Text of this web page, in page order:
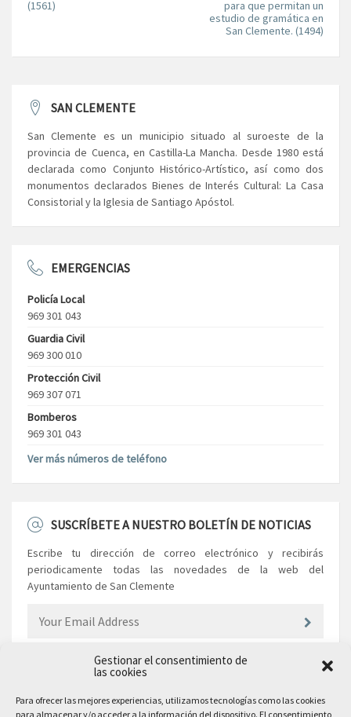
Gestionar el consentimiento de
las cookies
Para ofrecer las mejores experiencias, utilizamos tecnologías como las cookies
para almacenar y/o acceder a la información del dispositivo. El consentimiento
(1561)
para que permitan un
estudio de gramática en
San Clemente. (1494)
SAN CLEMENTE
San Clemente es un municipio situado al suroeste de la
provincia de Cuenca, en Castilla-La Mancha. Desde 1980 está
declarada como Conjunto Histórico-Artístico, así como dos
monumentos declarados Bienes de Interés Cultural: La Casa
Consistorial y la Iglesia de Santiago Apóstol.
EMERGENCIAS
Policía Local
969 301 043
Guardia Civil
969 300 010
Protección Civil
969 307 071
Bomberos
969 301 043
Ver más números de teléfono
SUSCRÍBETE A NUESTRO BOLETÍN DE NOTICIAS
Escribe tu dirección de correo electrónico y recibirás
periodicamente todas las novedades de la web del
Ayuntamiento de San Clemente
EL AYUNTAMIENTO